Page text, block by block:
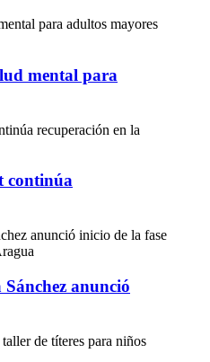
mental para
continúa
anunció